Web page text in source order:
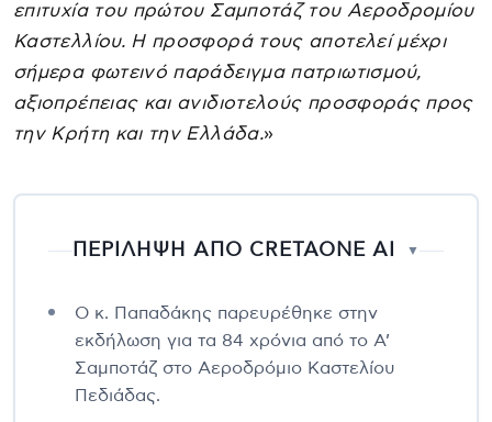
επιτυχία του πρώτου Σαμποτάζ του Αεροδρομίου
Καστελλίου. Η προσφορά τους αποτελεί μέχρι
σήμερα φωτεινό παράδειγμα πατριωτισμού,
αξιοπρέπειας και ανιδιοτελούς προσφοράς προς
την Κρήτη και την Ελλάδα.»
ΠΕΡΙΛΗΨΗ ΑΠΟ CRETAONE AI ▼
Ο κ. Παπαδάκης παρευρέθηκε στην
εκδήλωση για τα 84 χρόνια από το Α’
Σαμποτάζ στο Αεροδρόμιο Καστελίου
Πεδιάδας.